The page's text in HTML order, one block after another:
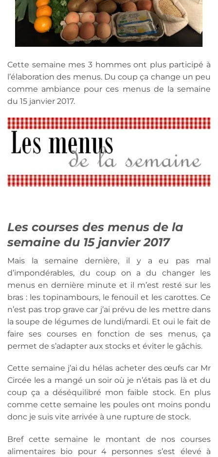
Cette semaine mes 3 hommes ont plus participé à
l’élaboration des menus. Du coup ça change un peu
comme ambiance pour ces menus de la semaine
du 15 janvier 2017.
Les courses des menus de la
semaine du 15 janvier 2017
Mais la semaine dernière, il y a eu pas mal
d’impondérables, du coup on a du changer les
menus en dernière minute et il m’est resté sur les
bras : les topinambours, le fenouil et les carottes. Ce
n’est pas trop grave car j’ai prévu de les mettre dans
la soupe de légumes de lundi/mardi. Et oui le fait de
faire ses courses en fonction de ses menus, ça
permet de s’adapter aux stocks et éviter le gâchis.
Cette semaine j’ai du hélas acheter des œufs car Mr
Circée les a mangé un soir où je n’étais pas là et du
coup ça a déséquilibré mon faible stock. En plus
comme cette semaine les poules ont moins pondu
donc je suis vite arrivée à une rupture de stock.
Bref cette semaine le montant de nos courses
alimentaires bio pour 4 personnes s’est élevé à